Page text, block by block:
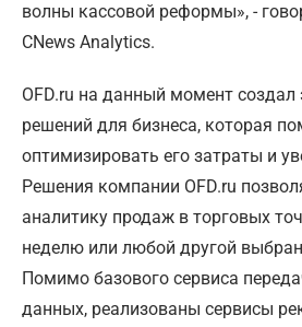
волны кассовой реформы», -
CNews Analytics.
OFD.ru на данный момент создал
решений для бизнеса, которая
оптимизировать его затраты и
Решения компании OFD.ru
аналитику продаж в торговых
неделю или любой другой
Помимо базового сервиса
данных, реализованы сервисы